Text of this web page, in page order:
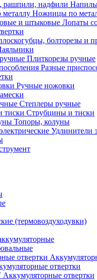
Ножницы по
Лопаты
Плиткорезы ручные
Разные
Ручные ножовки
Степлеры ручные
Струбцины и тиски
Топоры, колуны
Удлинители
(термовоздуходувки)
отвертки
Аккумуляторные отвертки